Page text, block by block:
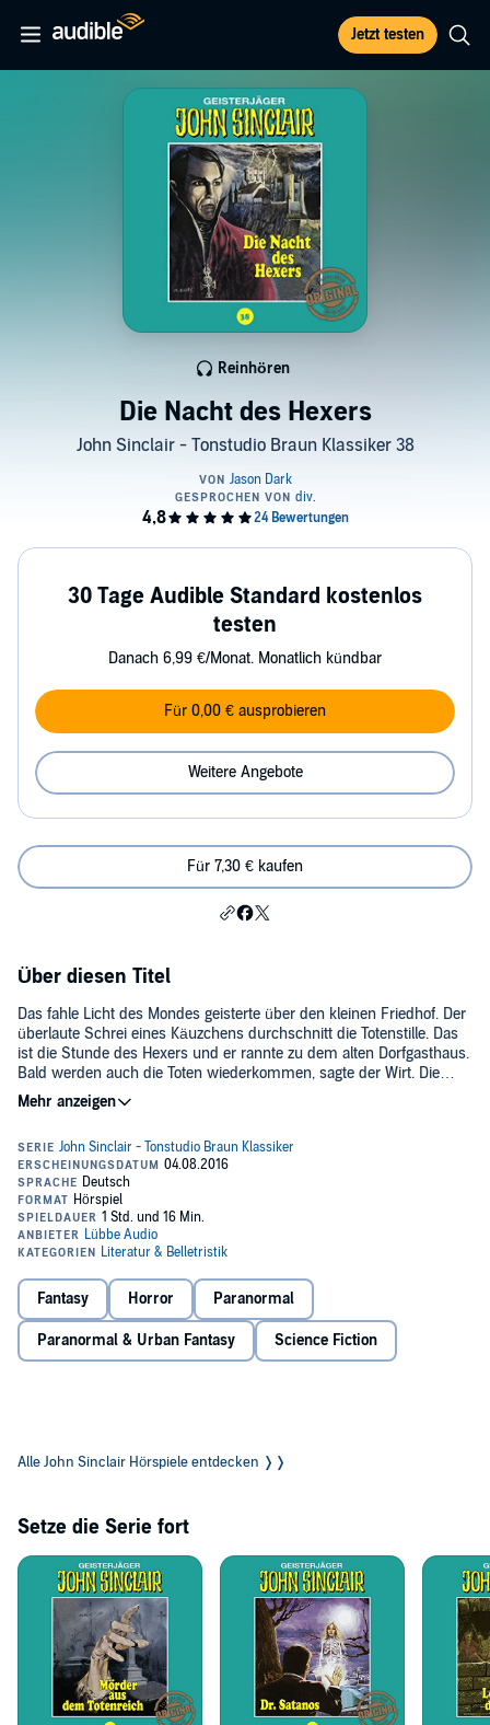
Jetzt testen
Die Nacht des Hexers
John Sinclair - Tonstudio Braun Klassiker 38
Reinhören
30 Tage Audible Standard kostenlos
testen
Danach 6,99 €/Monat. Monatlich kündbar
Für 0,00 € ausprobieren
Weitere Angebote
Für 7,30 € kaufen
Über diesen Titel
Das fahle Licht des Mondes geisterte über den kleinen Friedhof. Der
überlaute Schrei eines Käuzchens durchschnitt die Totenstille. Das
ist die Stunde des Hexers und er rannte zu dem alten Dorfgasthaus.
Bald werden auch die Toten wiederkommen, sagte der Wirt. Die
Gäste fühlten, daß bereits ein unsichtbarer Gast unter ihnen weilte,
das GRAUEN...
Das Kult-Comeback der Hörspiel-Legende: Die originalen Klassiker
von Tonstudio Braun digital überarbeitet!©2015 Bastei Lübbe
(P)2015 Lübbe Audio
Fantasy Horror Paranormal
Paranormal & Urban Fantasy Science Fiction
Alle John Sinclair Hörspiele entdecken ❭❭
Setze die Serie fort